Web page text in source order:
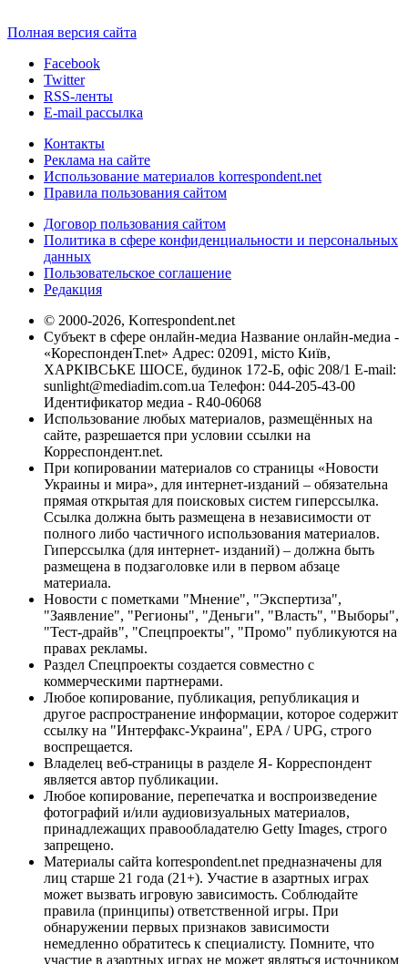
Полная версия сайта
Facebook
Twitter
RSS-ленты
E-mail рассылка
Контакты
Реклама на сайте
Использование материалов korrespondent.net
Правила пользования сайтом
Договор пользования сайтом
Политика в сфере конфиденциальности и персональных
данных
Пользовательское соглашение
Редакция
© 2000-2026, Korrespondent.net
Субъект в сфере онлайн-медиа Название онлайн-медиа -
«КореспонденТ.net» Адрес: 02091, місто Київ,
ХАРКІВСЬКЕ ШОСЕ, будинок 172-Б, офіс 208/1 E-mail:
sunlight@mediadim.com.ua Телефон: 044-205-43-00
Идентификатор медиа - R40-06068
Использование любых материалов, размещённых на
сайте, разрешается при условии ссылки на
Корреспондент.net.
При копировании материалов со страницы «Новости
Украины и мира», для интернет-изданий – обязательна
прямая открытая для поисковых систем гиперссылка.
Ссылка должна быть размещена в независимости от
полного либо частичного использования материалов.
Гиперссылка (для интернет- изданий) – должна быть
размещена в подзаголовке или в первом абзаце
материала.
Новости с пометками "Мнение", "Экспертиза",
"Заявление", "Регионы", "Деньги", "Власть", "Выборы",
"Тест-драйв", "Спецпроекты", "Промо" публикуются на
правах рекламы.
Раздел Спецпроекты создается совместно с
коммерческими партнерами.
Любое копирование, публикация, републикация и
другое распространение информации, которое содержит
ссылку на "Интерфакс-Украина", EPA / UPG, строго
воспрещается.
Владелец веб-страницы в разделе Я- Корреспондент
является автор публикации.
Любое копирование, перепечатка и воспроизведение
фотографий и/или аудиовизуальных материалов,
принадлежащих правообладателю Getty Images, строго
запрещено.
Материалы сайта korrespondent.net предназначены для
лиц старше 21 года (21+). Участие в азартных играх
может вызвать игровую зависимость. Соблюдайте
правила (принципы) ответственной игры. При
обнаружении первых признаков зависимости
немедленно обратитесь к специалисту. Помните, что
участие в азартных играх не может являться источником